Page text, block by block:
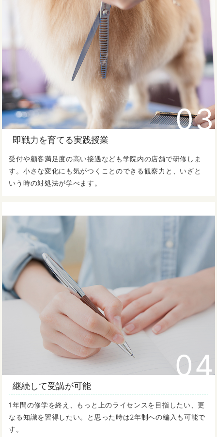
03
即戦力を育てる実践授業
受付や顧客満足度の高い接遇なども学院内の店舗で研修しま
す。小さな変化にも気がつくことのできる観察力と、いざと
いう時の対処法が学べます。
04
継続して受講が可能
1年間の修学を終え、もっと上のライセンスを目指したい、更
なる知識を習得したい。と思った時は2年制への編入も可能で
す。